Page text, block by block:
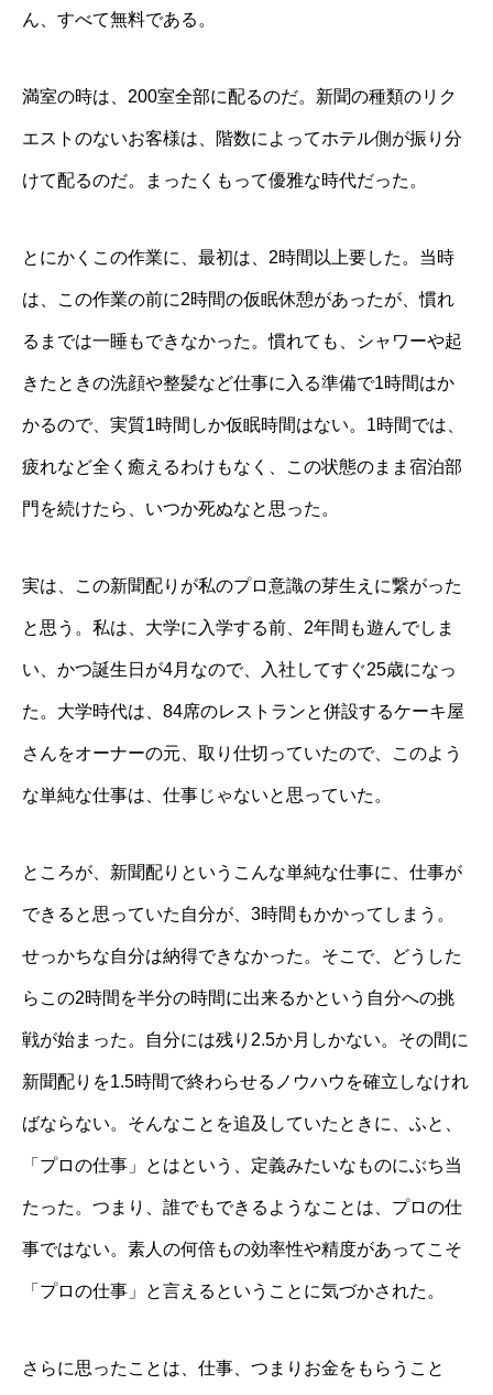
ん、すべて無料である。
満室の時は、200室全部に配るのだ。新聞の種類のリク
エストのないお客様は、階数によってホテル側が振り分
けて配るのだ。まったくもって優雅な時代だった。
とにかくこの作業に、最初は、2時間以上要した。当時
は、この作業の前に2時間の仮眠休憩があったが、慣れ
るまでは一睡もできなかった。慣れても、シャワーや起
きたときの洗顔や整髪など仕事に入る準備で1時間はか
かるので、実質1時間しか仮眠時間はない。1時間では、
疲れなど全く癒えるわけもなく、この状態のまま宿泊部
門を続けたら、いつか死ぬなと思った。
実は、この新聞配りが私のプロ意識の芽生えに繋がった
と思う。私は、大学に入学する前、2年間も遊んでしま
い、かつ誕生日が4月なので、入社してすぐ25歳になっ
た。大学時代は、84席のレストランと併設するケーキ屋
さんをオーナーの元、取り仕切っていたので、このよう
な単純な仕事は、仕事じゃないと思っていた。
ところが、新聞配りというこんな単純な仕事に、仕事が
できると思っていた自分が、3時間もかかってしまう。
せっかちな自分は納得できなかった。そこで、どうした
らこの2時間を半分の時間に出来るかという自分への挑
戦が始まった。自分には残り2.5か月しかない。その間に
新聞配りを1.5時間で終わらせるノウハウを確立しなけれ
ばならない。そんなことを追及していたときに、ふと、
「プロの仕事」とはという、定義みたいなものにぶち当
たった。つまり、誰でもできるようなことは、プロの仕
事ではない。素人の何倍もの効率性や精度があってこそ
「プロの仕事」と言えるということに気づかされた。
さらに思ったことは、仕事、つまりお金をもらうこと